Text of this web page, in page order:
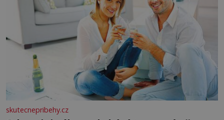
skutecnepribehy.cz